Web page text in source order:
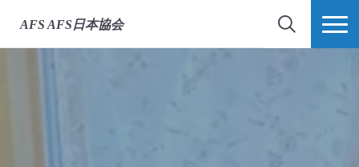
AFS AFS日本協会
検索 MORE